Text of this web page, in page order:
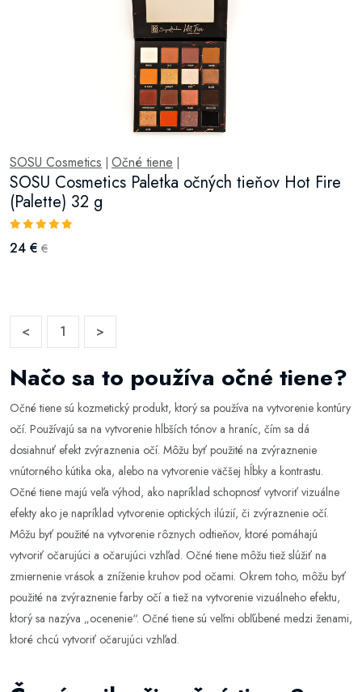
SOSU Cosmetics Očné tiene
SOSU Cosmetics Paletka očných tieňov Hot Fire
(Palette) 32 g
24 € €
< 1 >
Načo sa to používa očné tiene?
Očné tiene sú kozmetický produkt, ktorý sa používa na vytvorenie kontúry
očí. Používajú sa na vytvorenie hlbších tónov a hraníc, čím sa dá
dosiahnuť efekt zvýraznenia očí. Môžu byť použité na zvýraznenie
vnútorného kútika oka, alebo na vytvorenie väčšej hĺbky a kontrastu.
Očné tiene majú veľa výhod, ako napríklad schopnosť vytvoriť vizuálne
efekty ako je napríklad vytvorenie optických ilúzií, či zvýraznenie očí.
Môžu byť použité na vytvorenie rôznych odtieňov, ktoré pomáhajú
vytvoriť očarujúci a očarujúci vzhľad. Očné tiene môžu tiež slúžiť na
zmiernenie vrások a zníženie kruhov pod očami. Okrem toho, môžu byť
použité na zvýraznenie farby očí a tiež na vytvorenie vizuálneho efektu,
ktorý sa nazýva „ocenenie“. Očné tiene sú veľmi obľúbené medzi ženami,
ktoré chcú vytvoriť očarujúci vzhľad.